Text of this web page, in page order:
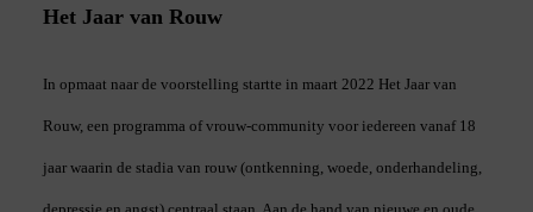
Het Jaar van Rouw
In opmaat naar de voorstelling startte in maart 2022 Het Jaar van
Rouw, een programma of vrouw-community voor iedereen vanaf 18
jaar waarin de stadia van rouw (ontkenning, woede, onderhandeling,